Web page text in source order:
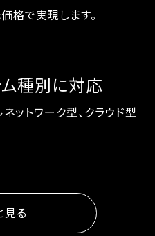
格で実現します。
種別に対応
ットワーク型、クラウド型
見る